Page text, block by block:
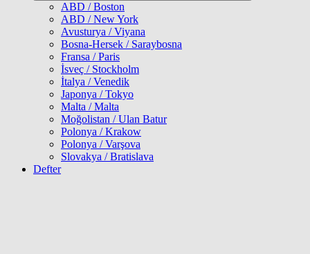
ABD / Boston
ABD / New York
Avusturya / Viyana
Bosna-Hersek / Saraybosna
Fransa / Paris
İsveç / Stockholm
İtalya / Venedik
Japonya / Tokyo
Malta / Malta
Moğolistan / Ulan Batur
Polonya / Krakow
Polonya / Varşova
Slovakya / Bratislava
Defter